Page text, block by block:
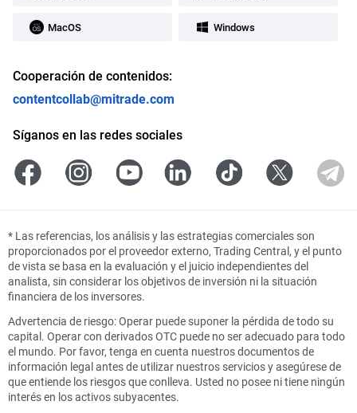
MacOS Windows
Cooperación de contenidos:
contentcollab@mitrade.com
Síganos en las redes sociales
* Las referencias, los análisis y las estrategias comerciales son
proporcionados por el proveedor externo, Trading Central, y el punto
de vista se basa en la evaluación y el juicio independientes del
analista, sin considerar los objetivos de inversión ni la situación
financiera de los inversores.
Advertencia de riesgo: Operar puede suponer la pérdida de todo su
capital. Operar con derivados OTC puede no ser adecuado para todo
el mundo. Por favor, tenga en cuenta nuestros documentos de
información legal antes de utilizar nuestros servicios y asegúrese de
que entiende los riesgos que conlleva. Usted no posee ni tiene ningún
interés en los activos subyacentes.